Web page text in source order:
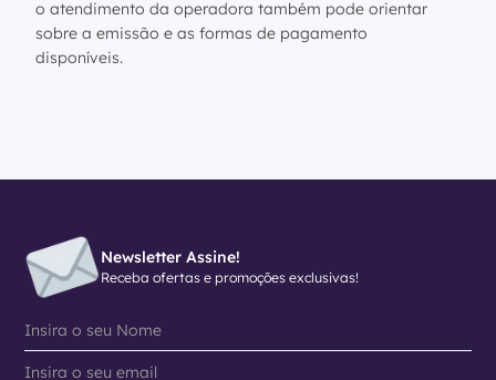
o atendimento da operadora também pode orientar
sobre a emissão e as formas de pagamento
disponíveis.
Newsletter Assine!
Receba ofertas e promoções exclusivas!